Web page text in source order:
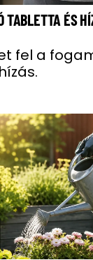
TABLETTA ÉS
fel a